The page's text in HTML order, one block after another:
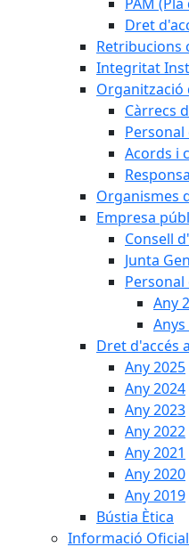
Dret
Retribucions
Integritat
Organització
Càrrecs
Acords i
Organismes
Empresa
Consell
Junta
Any
Anys
Dret d'accés
Any 2025
Any 2024
Any 2023
Any 2022
Any 2021
Any 2020
Any 2019
Bústia Ètica
Informació Oficial